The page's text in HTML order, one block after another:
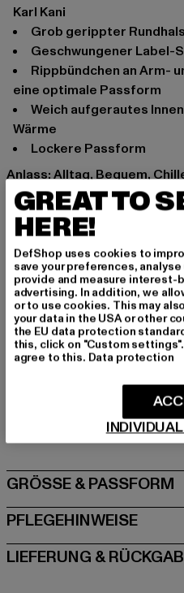
Karl Kani
Grob gerippter
Geschwungener
Rippbündchen an Arm- und Hüftabschluss sorgen für
eine optimale Passform
Weich aufgerautes Innenmaterial bietet Schutz und
Wärme
Lockere Passform
Anlass: Alltag, Bequem,
Ausschnitt: Rundhals
Ärmelart: Kurzarm
Marke: Karl Kani
Kat.: T-Shirts
Farbe: grün
Hersteller Farbe: light mint/
Materialzusammensetzung:
Polyester
Art.Nr: 6037607-04715
Hersteller: Urban Styles
Schanzenstraße 41 | 51063
GRÖSSE & PASSFORM
PFLEGEHINWEISE
LIEFERUNG &
GREAT TO
HERE!
DefShop uses cookies to
save your preferences,
provide and measure interest-
advertising. In addition, we
or to use cookies. This may
your data in the USA or other
the EU data protection
this, click on "Custom
agree to this. Data protection